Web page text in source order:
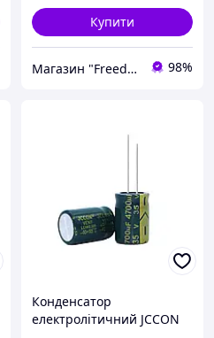
Купити
Магазин "Freedelivery" 98%
Конденсатор
електролітичний JCCON